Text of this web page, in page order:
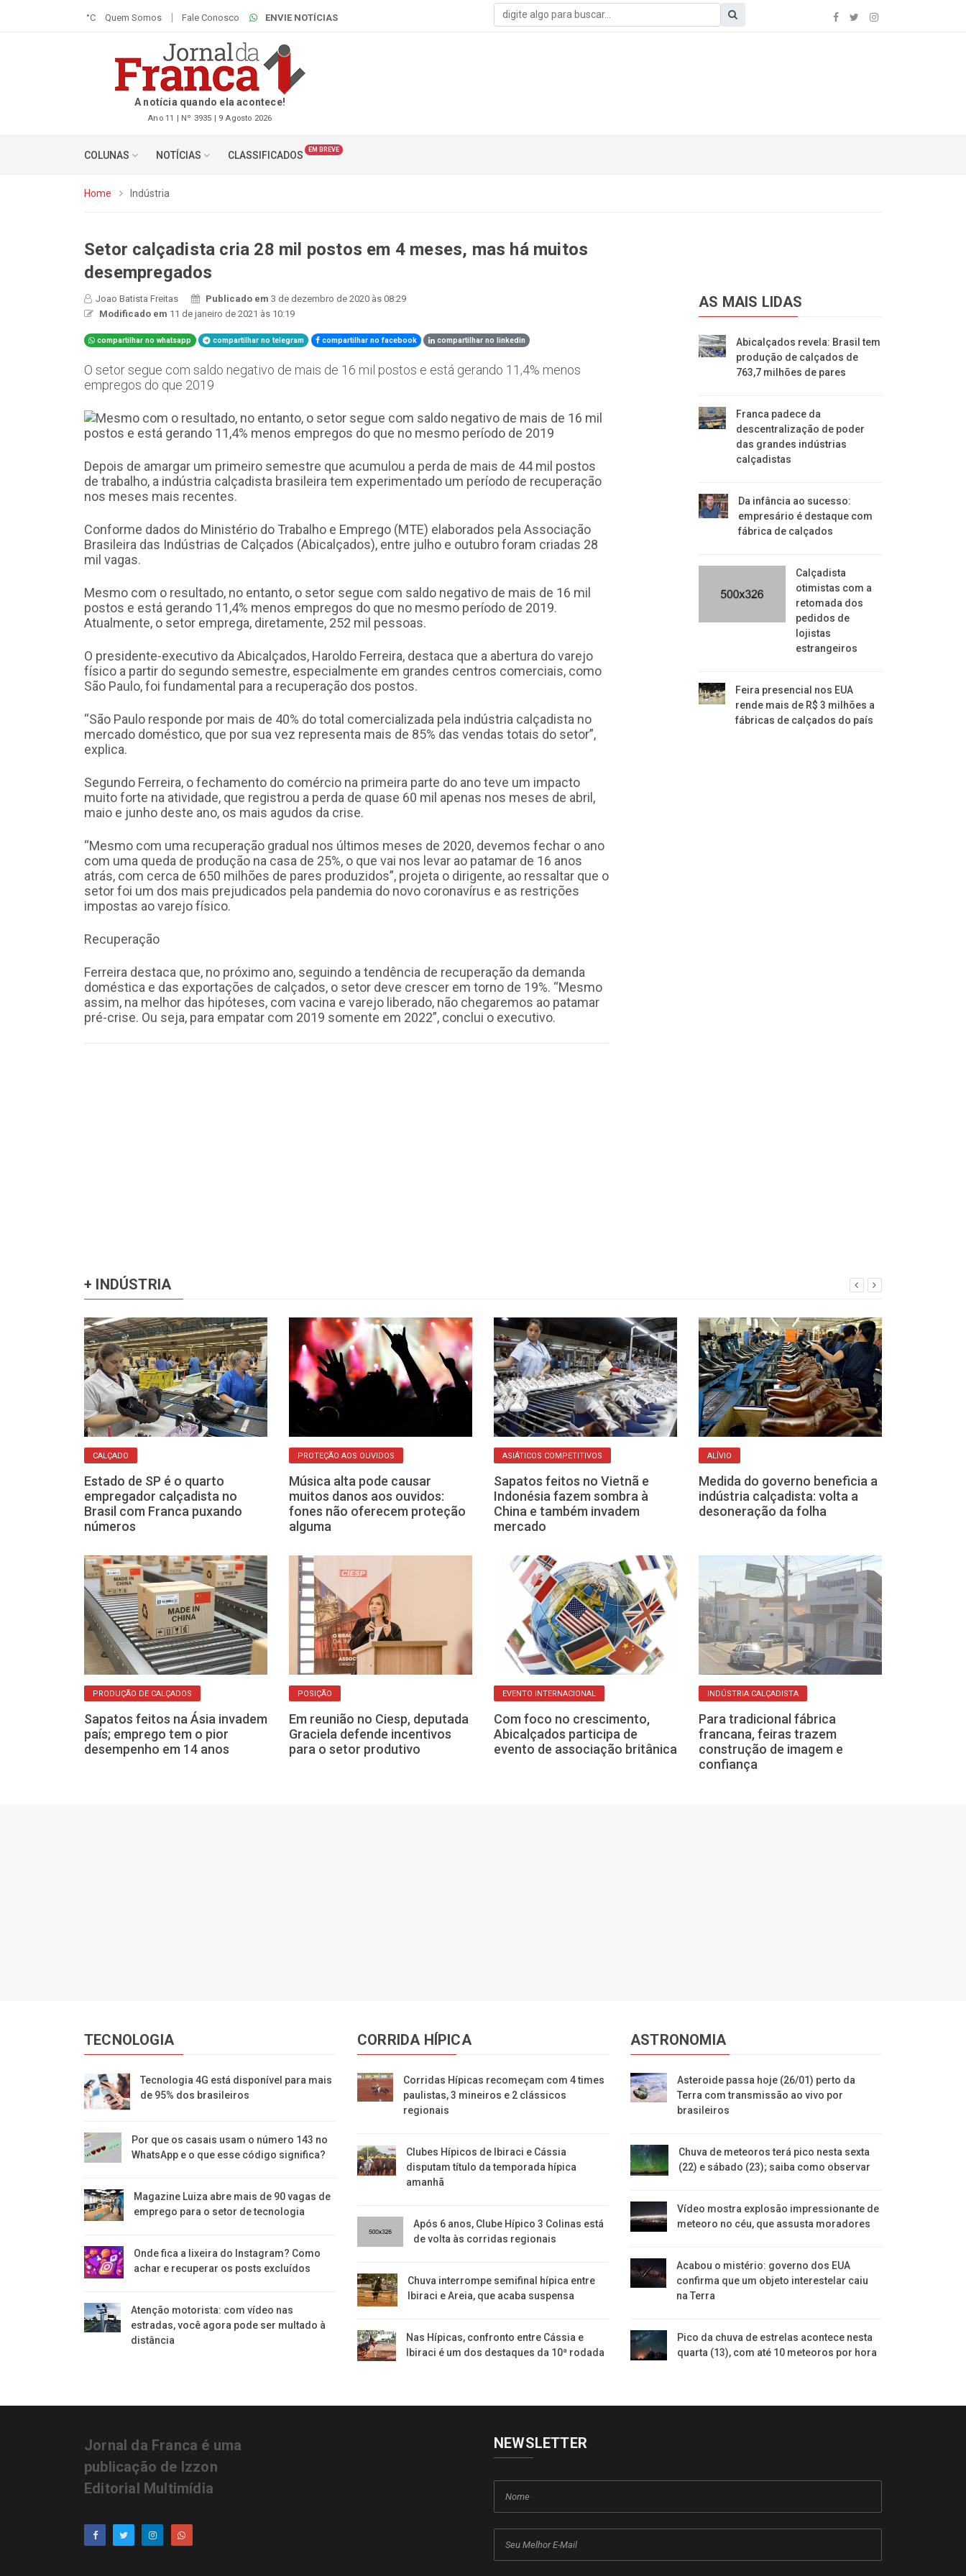
°C Quem Somos Fale Conosco ENVIE NOTÍCIAS
A notícia quando ela acontece!
Ano 11 | Nº 3935 | 9 Agosto 2026
COLUNAS NOTÍCIAS CLASSIFICADOS EM BREVE
Home Indústria
Setor calçadista cria 28 mil postos em 4 meses, mas há muitos
desempregados
Joao Batista Freitas Publicado em3 de dezembro de 2020 às 08:29
Modificado em 11 de janeiro de 2021 às 10:19
compartilhar no whatsapp compartilhar no telegram compartilhar no facebook compartilhar no linkedin
O setor segue com saldo negativo de mais de 16 mil postos e está gerando 11,4% menos
empregos do que 2019
Depois de amargar um primeiro semestre que acumulou a perda de mais de 44 mil postos
de trabalho, a indústria calçadista brasileira tem experimentado um período de recuperação
nos meses mais recentes.
Conforme dados do Ministério do Trabalho e Emprego (MTE) elaborados pela Associação
Brasileira das Indústrias de Calçados (Abicalçados), entre julho e outubro foram criadas 28
mil vagas.
Mesmo com o resultado, no entanto, o setor segue com saldo negativo de mais de 16 mil
postos e está gerando 11,4% menos empregos do que no mesmo período de 2019.
Atualmente, o setor emprega, diretamente, 252 mil pessoas.
O presidente-executivo da Abicalçados, Haroldo Ferreira, destaca que a abertura do varejo
físico a partir do segundo semestre, especialmente em grandes centros comerciais, como
São Paulo, foi fundamental para a recuperação dos postos.
“São Paulo responde por mais de 40% do total comercializada pela indústria calçadista no
mercado doméstico, que por sua vez representa mais de 85% das vendas totais do setor”,
explica.
Segundo Ferreira, o fechamento do comércio na primeira parte do ano teve um impacto
muito forte na atividade, que registrou a perda de quase 60 mil apenas nos meses de abril,
maio e junho deste ano, os mais agudos da crise.
“Mesmo com uma recuperação gradual nos últimos meses de 2020, devemos fechar o ano
com uma queda de produção na casa de 25%, o que vai nos levar ao patamar de 16 anos
atrás, com cerca de 650 milhões de pares produzidos”, projeta o dirigente, ao ressaltar que o
setor foi um dos mais prejudicados pela pandemia do novo coronavírus e as restrições
impostas ao varejo físico.
Recuperação
Ferreira destaca que, no próximo ano, seguindo a tendência de recuperação da demanda
doméstica e das exportações de calçados, o setor deve crescer em torno de 19%. “Mesmo
assim, na melhor das hipóteses, com vacina e varejo liberado, não chegaremos ao patamar
pré-crise. Ou seja, para empatar com 2019 somente em 2022”, conclui o executivo.
AS MAIS LIDAS
Abicalçados revela: Brasil tem
produção de calçados de
763,7 milhões de pares
Franca padece da
descentralização de poder
das grandes indústrias
calçadistas
Da infância ao sucesso:
empresário é destaque com
fábrica de calçados
Calçadista
otimistas com a
retomada dos
pedidos de
lojistas
estrangeiros
Feira presencial nos EUA
rende mais de R$ 3 milhões a
fábricas de calçados do país
+ INDÚSTRIA
CALÇADO
Estado de SP é o quarto
empregador calçadista no
Brasil com Franca puxando
números
PROTEÇÃO AOS OUVIDOS
Música alta pode causar
muitos danos aos ouvidos:
fones não oferecem proteção
alguma
ASIÁTICOS COMPETITIVOS
Sapatos feitos no Vietnã e
Indonésia fazem sombra à
China e também invadem
mercado
ALÍVIO
Medida do governo beneficia a
indústria calçadista: volta a
desoneração da folha
PRODUÇÃO DE CALÇADOS
Sapatos feitos na Ásia invadem
país; emprego tem o pior
desempenho em 14 anos
POSIÇÃO
Em reunião no Ciesp, deputada
Graciela defende incentivos
para o setor produtivo
EVENTO INTERNACIONAL
Com foco no crescimento,
Abicalçados participa de
evento de associação britânica
INDÚSTRIA CALÇADISTA
Para tradicional fábrica
francana, feiras trazem
construção de imagem e
confiança
TECNOLOGIA
Tecnologia 4G está disponível para mais
de 95% dos brasileiros
Por que os casais usam o número 143 no
WhatsApp e o que esse código significa?
Magazine Luiza abre mais de 90 vagas de
emprego para o setor de tecnologia
Onde fica a lixeira do Instagram? Como
achar e recuperar os posts excluídos
Atenção motorista: com vídeo nas
estradas, você agora pode ser multado à
distância
CORRIDA HÍPICA
Corridas Hípicas recomeçam com 4 times
paulistas, 3 mineiros e 2 clássicos
regionais
Clubes Hípicos de Ibiraci e Cássia
disputam título da temporada hípica
amanhã
Após 6 anos, Clube Hípico 3 Colinas está
de volta às corridas regionais
​Chuva interrompe semifinal hípica entre
Ibiraci e Areia, que acaba suspensa
Nas Hípicas, confronto entre Cássia e
Ibiraci é um dos destaques da 10ª rodada
ASTRONOMIA
Asteroide passa hoje (26/01) perto da
Terra com transmissão ao vivo por
brasileiros
Chuva de meteoros terá pico nesta sexta
(22) e sábado (23); saiba como observar
Vídeo mostra explosão impressionante de
meteoro no céu, que assusta moradores
Acabou o mistério: governo dos EUA
confirma que um objeto interestelar caiu
na Terra
Pico da chuva de estrelas acontece nesta
quarta (13), com até 10 meteoros por hora
Jornal da Franca é uma
publicação de Izzon
Editorial Multimídia
NEWSLETTER